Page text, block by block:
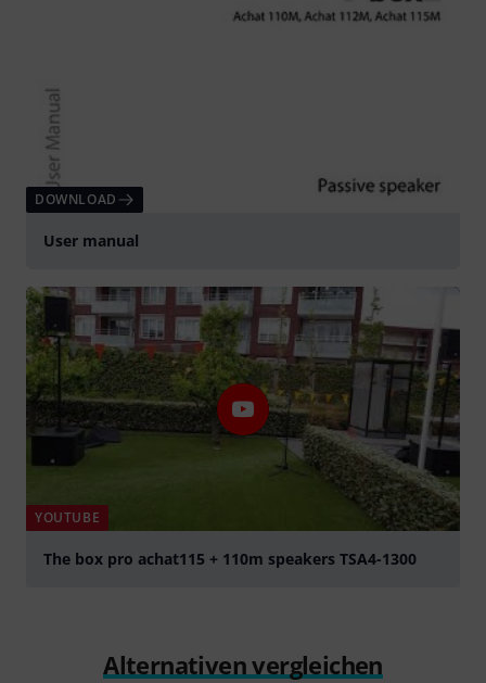
DOWNLOAD
User manual
YOUTUBE
The box pro achat115 + 110m speakers TSA4-1300
Alternativen vergleichen